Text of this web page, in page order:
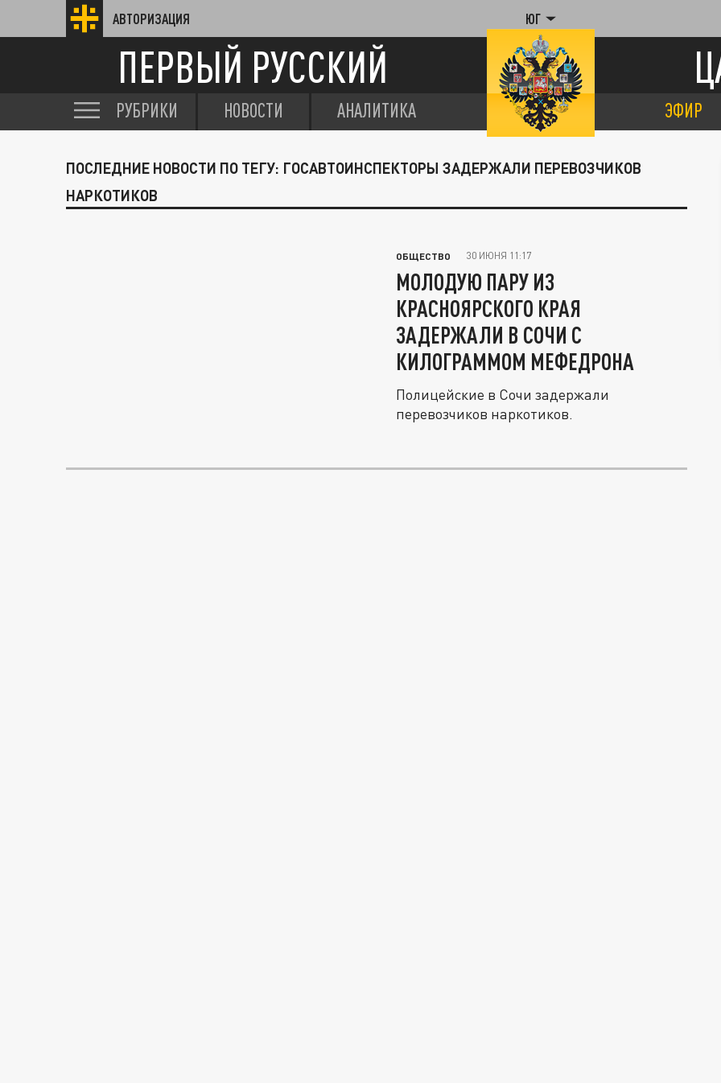
АВТОРИЗАЦИЯ ЮГ
ПЕРВЫЙ РУССКИЙ
РУБРИКИ НОВОСТИ АНАЛИТИКА ЭФИР
ПОСЛЕДНИЕ НОВОСТИ ПО ТЕГУ: ГОСАВТОИНСПЕКТОРЫ ЗАДЕРЖАЛИ ПЕРЕВОЗЧИКОВ
НАРКОТИКОВ
ОБЩЕСТВО 30 ИЮНЯ 11:17
МОЛОДУЮ ПАРУ ИЗ
КРАСНОЯРСКОГО КРАЯ
ЗАДЕРЖАЛИ В СОЧИ С
КИЛОГРАММОМ МЕФЕДРОНА
Полицейские в Сочи задержали
перевозчиков наркотиков.